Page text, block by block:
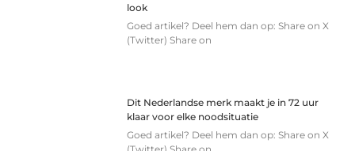
look
Goed artikel? Deel hem dan op: Share on X
(Twitter) Share on
Dit Nederlandse merk maakt je in 72 uur
klaar voor elke noodsituatie
Goed artikel? Deel hem dan op: Share on X